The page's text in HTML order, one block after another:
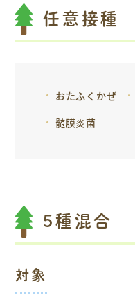
任意接種
おたふくかぜ
髄膜炎菌
5種混合
対象